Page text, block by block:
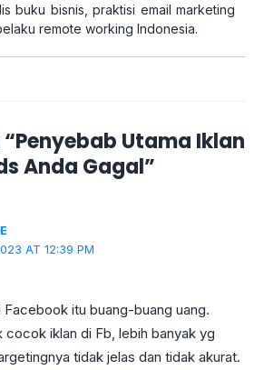
buku bisnis, praktisi email marketing
remote working Indonesia.
Utama Iklan
Anda Gagal”
AT 12:39 PM
Facebook itu buang-buang uang.
cocok iklan di Fb, lebih banyak yg
tidak jelas dan tidak akurat.